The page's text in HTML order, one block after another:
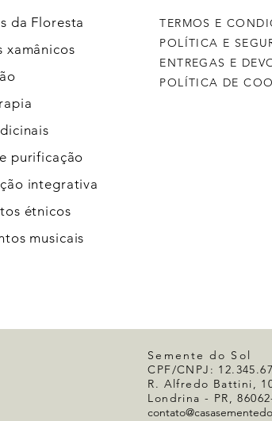
da Floresta
xamânicos
purificação
integrativa
étnicos
musicais
TERMOS E
POLÍTICA E
ENTREGAS E
POLÍTICA DE
Semente do Sol
CPF/CNPJ:
R. Alfredo Battini,
Londrina - PR,